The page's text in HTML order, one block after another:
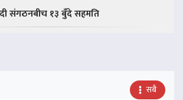
संगठनबीच १३ बुँदे सहमति
सबै